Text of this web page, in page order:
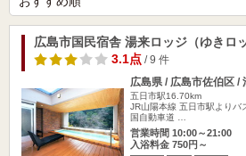
広島市国民宿舎 湯来ロッジ（ゆきロッ
3.1点/ 9 件
広島県 / 広島市佐伯区 /
五日市駅16.70km
JR山陽本線 五日市駅よりバ
国自動車道 …
営業時間 10:00～21:00
入浴料金 750円～